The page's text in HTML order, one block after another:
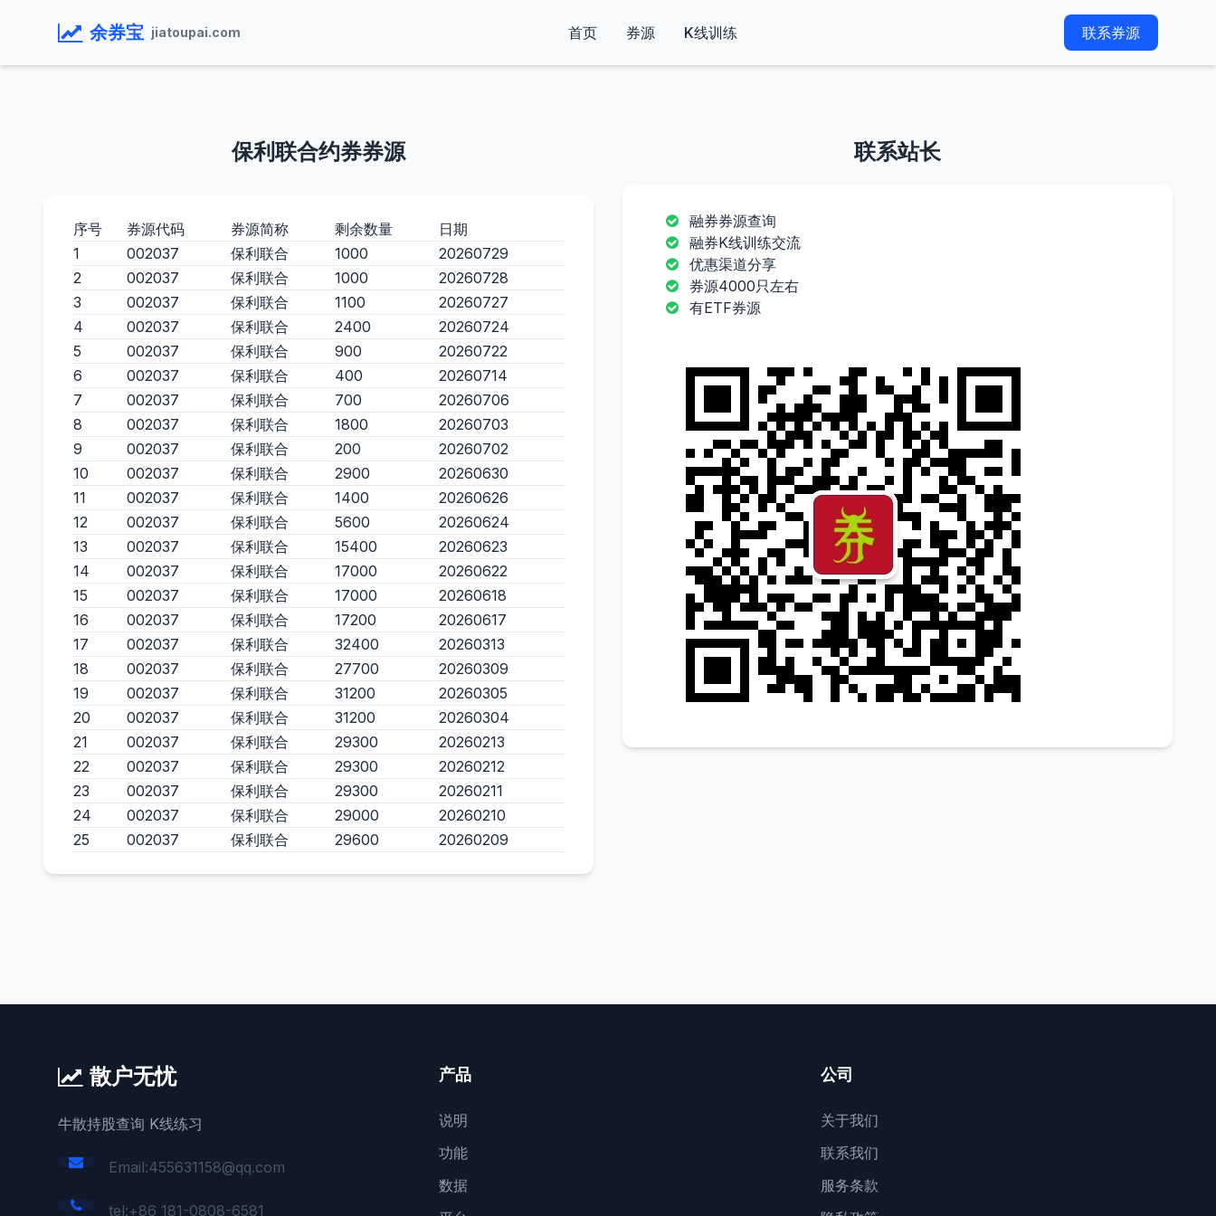
余券宝 jiatoupai.com 首页 券源 K线训练 联系券源
保利联合约券券源
序号 券源代码 券源简称 剩余数量
日期
1
002037 保利联合 1000
20260729
2
002037 保利联合 1000
20260728
3
002037 保利联合 1100
20260727
4
002037 保利联合 2400
20260724
5
002037 保利联合 900
20260722
6
002037 保利联合 400
20260714
7
002037 保利联合 700
20260706
8
002037 保利联合 1800
20260703
9
002037 保利联合 200
20260702
10
002037 保利联合 2900
20260630
11
002037 保利联合 1400
20260626
12
002037 保利联合 5600
20260624
13
002037 保利联合 15400
20260623
14
002037 保利联合 17000
20260622
15
002037 保利联合 17000
20260618
16
002037 保利联合 17200
20260617
17
002037 保利联合 32400
20260313
18
002037 保利联合 27700
20260309
19
002037 保利联合 31200
20260305
20
002037 保利联合 31200
20260304
21
002037 保利联合 29300
20260213
22
002037 保利联合 29300
20260212
23
002037 保利联合 29300
20260211
24
002037 保利联合 29000
20260210
25
002037 保利联合 29600 20260209
联系站长
融券券源查询
融券K线训练交流
优惠渠道分享
券源4000只左右
有ETF券源
散户无忧
牛散持股查询 K线练习
Email:455631158@qq.com
tel:+86 181-0808-6581
产品
说明
功能
数据
公司
关于我们
联系我们
服务条款